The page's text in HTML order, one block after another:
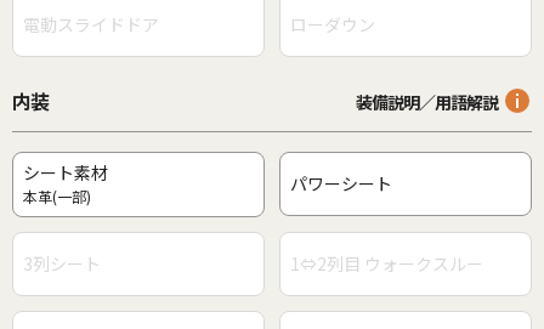
電動スライドドア ローダウン
内装 装備説明／用語解説
シート素材
本革(一部) パワーシート
3列シート 1⇔2列目 ウォークスルー